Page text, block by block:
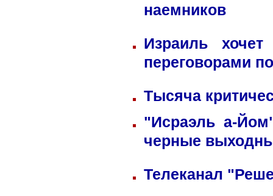
наемников
Израиль
переговорами
Тысяча
"Исраэль а-
черные
Телеканал